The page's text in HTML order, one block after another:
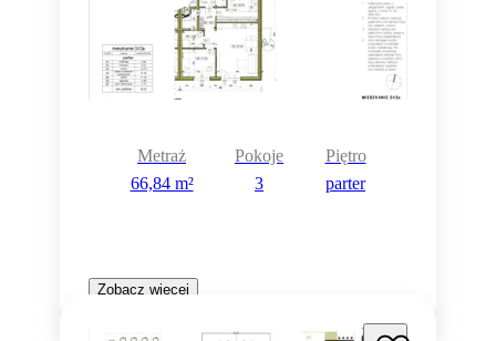
Metraż
66,84 m²
Pokoje
3
Piętro
parter
Zobacz więcej